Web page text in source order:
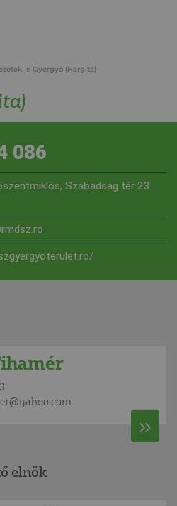
Gyergyó (Hargita)
086
Szabadság tér 23
elnök